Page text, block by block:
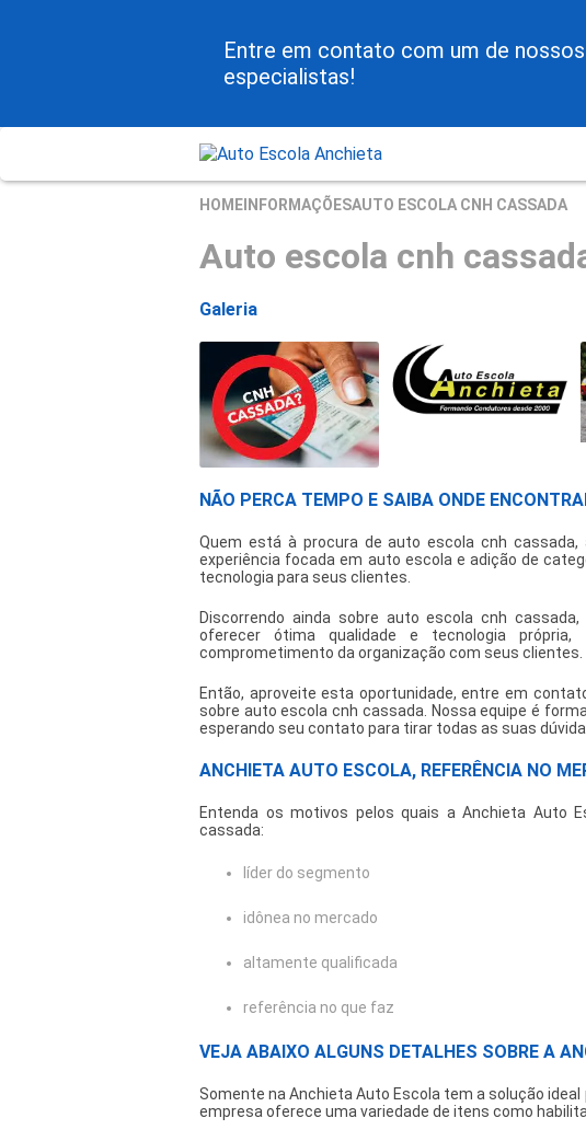
Entre em contato com um de nossos
especialistas!
HOME INFORMAÇÕESAUTO ESCOLA CNH CASSADA
Auto escola cnh
Galeria
NÃO PERCA TEMPO E SAIBA ONDE
Quem está à procura deauto escola cnh cassada,
experiência focada em auto escola e adição de
tecnologia para seus clientes.
Discorrendo ainda sobre auto escola cnh cassada,
oferecer ótima qualidade e tecnologia
comprometimento da organização com seus clientes.
Então, aproveite esta oportunidade, entre em
sobre auto escola cnh cassada . Nossa equipe é
esperando seu contato para tirar todas as suas
ANCHIETA AUTO ESCOLA, REFERÊNCIA NO
Entenda os motivos pelos quais a Anchieta Auto
cassada:
líder do segmento
idônea no mercado
altamente qualificada
referência no que faz
VEJA ABAIXO ALGUNS DETALHES SOBRE A
Somente na Anchieta Auto Escola tem a solução ideal
empresa oferece uma variedade de itens como